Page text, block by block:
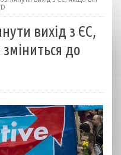
вихід з ЄС,
до